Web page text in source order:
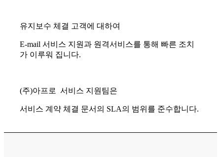
유지보수 체결 고객에 대하여
E-mail 서비스 지원과 원격서비스를 통해 빠른 조치
가 이루워 집니다.
(주)아프로 서비스 지원팀은
서비스 계약 체결 문서의 SLA의 범위를 준수합니다.